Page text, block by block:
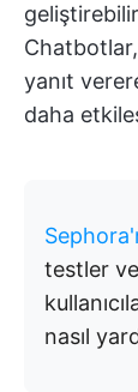
yanıt
daha
testler
nasıl